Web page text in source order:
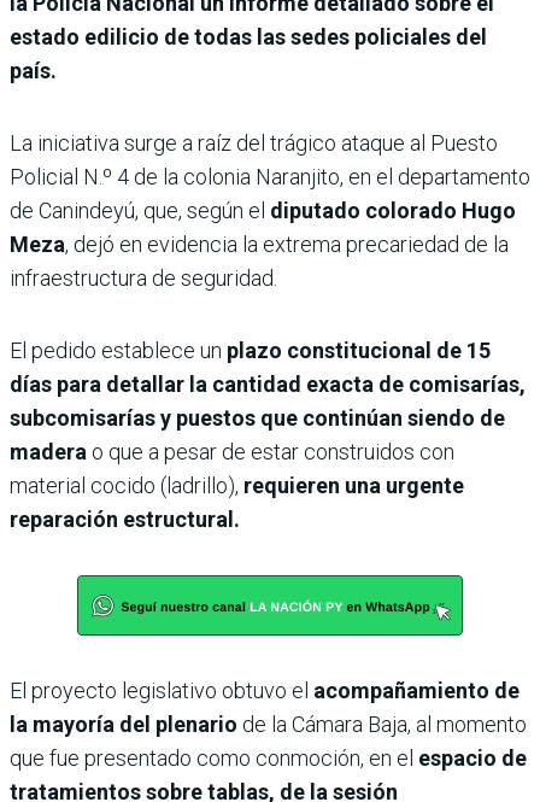
estado edilicio de todas las sedes policiales del
país.
La iniciativa surge a raíz del trágico ataque al Puesto
Policial N.º 4 de la colonia Naranjito, en el departamento
de Canindeyú, que, según el diputado colorado Hugo
Meza, dejó en evidencia la extrema precariedad de la
infraestructura de seguridad.
El pedido establece un plazo constitucional de 15
días para detallar la cantidad exacta de comisarías,
subcomisarías y puestos que continúan siendo de
madera o que a pesar de estar construidos con
material cocido (ladrillo), requieren una urgente
reparación estructural.
El proyecto legislativo obtuvo el acompañamiento de
la mayoría del plenario de la Cámara Baja, al momento
que fue presentado como conmoción, en el espacio de
tratamientos sobre tablas, de la sesión